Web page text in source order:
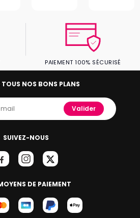
PAIEMENT 100% SÉCURISÉ
SUIVEZ-NOUS
DE PAIEMENT
TOUS NOS BONS PLANS
Valider